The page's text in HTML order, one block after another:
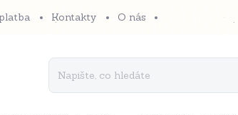
Kontakty O nás